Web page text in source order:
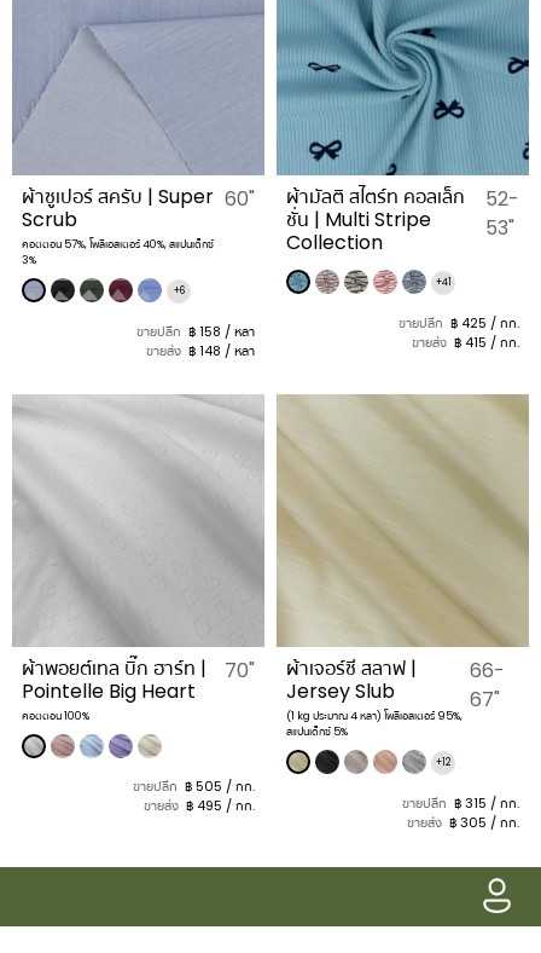
ผ้าซูเปอร์ สครับ | Super
Scrub
คอตตอน 57%, โพลีเอสเตอร์ 40%, สแปนเด็กซ์
3%
60"
+6
ขายปลีก ฿ 158 / หลา
ขายส่ง ฿ 148 / หลา
ผ้ามัลติ สไตร์ท คอลเล็ก
ชั่น | Multi Stripe
Collection
52-
53"
+41
ขายปลีก ฿ 425 / กก.
ขายส่ง ฿ 415 / กก.
ผ้าพอยต์เทล บิ๊ก ฮาร์ท |
Pointelle Big Heart
คอตตอน 100%
70"
ขายปลีก ฿ 505 / กก.
ขายส่ง ฿ 495 / กก.
ผ้าเจอร์ซี สลาฟ |
Jersey Slub
(1 kg ประมาณ 4 หลา) โพลีเอสเตอร์ 95%,
สแปนเด็กซ์ 5%
66-
67"
+12
ขายปลีก ฿ 315 / กก.
ขายส่ง ฿ 305 / กก.